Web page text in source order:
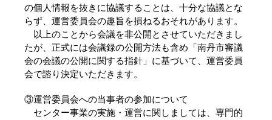
の個人情報を抜きに協議することは、十分な協議とな
らず、運営委員会の趣旨を損ねるおそれがあります。
以上のことから会議を非公開とさせていただきまし
たが、正式には会議録の公開方法も含め「南丹市審議
会の会議の公開に関する指針」に基づいて、運営委員
会で諮り決定いただきます。
③運営委員会への当事者の参加について
センター事業の実施・運営に関しましては、専門的